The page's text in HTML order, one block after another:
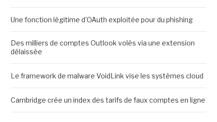
Une fonction légitime d'OAuth exploitée pour du phishing
Des milliers de comptes Outlook volés via une extension
délaissée
Le framework de malware VoidLink vise les systèmes cloud
Cambridge crée un index des tarifs de faux comptes en ligne